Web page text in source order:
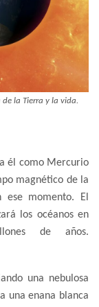
la Tierra y la vida.
él como Mercurio
magnético de la
ese momento. El
los océanos en
de años.
una nebulosa
una enana blanca